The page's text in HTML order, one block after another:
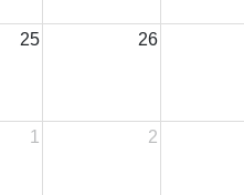
25 26
1 2